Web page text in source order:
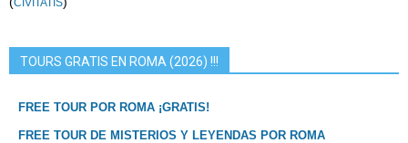
CIVITATIS
TOURS GRATIS EN ROMA (2026) !!!
FREE TOUR POR ROMA ¡GRATIS!
FREE TOUR DE MISTERIOS Y LEYENDAS POR ROMA